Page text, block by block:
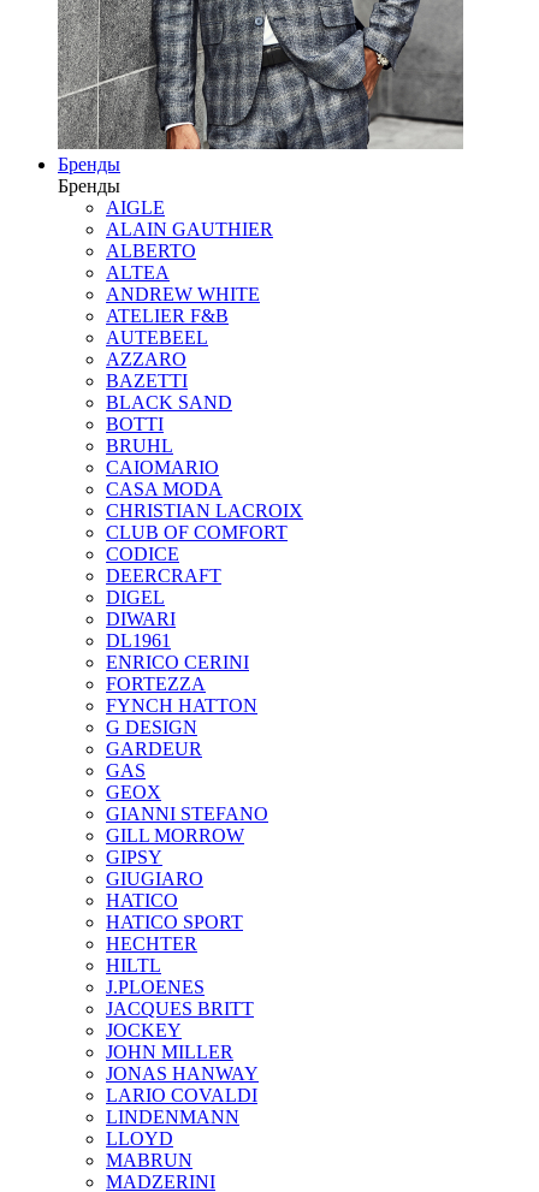
Бренды
Бренды
AIGLE
ALAIN GAUTHIER
ALBERTO
ALTEA
ANDREW WHITE
ATELIER F&B
AUTEBEEL
AZZARO
BAZETTI
BLACK SAND
BOTTI
BRUHL
CAIOMARIO
CASA MODA
CHRISTIAN LACROIX
CLUB OF COMFORT
CODICE
DEERCRAFT
DIGEL
DIWARI
DL1961
ENRICO CERINI
FORTEZZA
FYNCH HATTON
G DESIGN
GARDEUR
GAS
GEOX
GIANNI STEFANO
GILL MORROW
GIPSY
GIUGIARO
HATICO
HATICO SPORT
HECHTER
HILTL
J.PLOENES
JAСQUES BRITT
JOCKEY
JOHN MILLER
JONAS HANWAY
LARIO COVALDI
LINDENMANN
LLOYD
MABRUN
MADZERINI